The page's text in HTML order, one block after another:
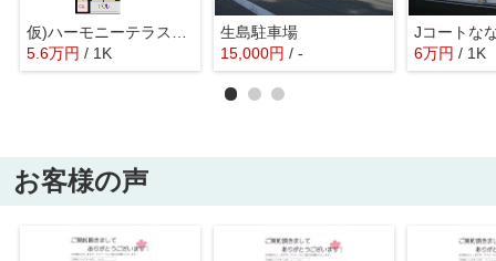
5.6万円 / 1K
生島駐車場
15,000円 / - 6万円 / 1K
お客様の声